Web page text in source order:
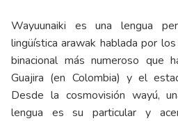
Wayuunaiki es una lengua
lingüística arawak hablada por
binacional más numeroso que
Guajira (en Colombia) y el
Desde la cosmovisión wayú,
lengua es su particular y